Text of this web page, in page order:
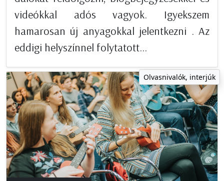
videókkal adós vagyok. Igyekszem
hamarosan új anyagokkal jelentkezni . Az
eddigi helyszínnel folytatott...
Olvasnivalók, interjúk